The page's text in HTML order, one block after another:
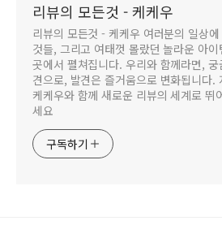
리뷰의 모든것 - 케케우
리뷰의 모든것 - 케케우 여러분의 일상에
것들, 그리고 여태껏 몰랐던 놀라운 아이
곳에서 펼쳐집니다. 우리와 함께라면, 궁
견으로, 발견은 즐거움으로 변화됩니다.
케케우와 함께 새로운 리뷰의 세계로 뛰
세요
구독하기